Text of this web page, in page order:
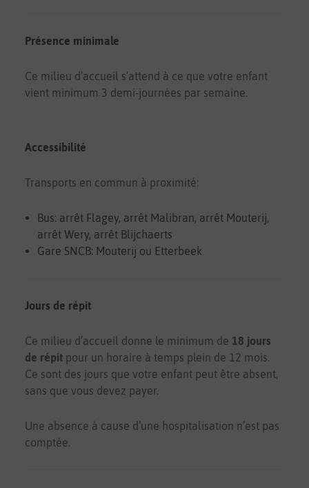
Présence minimale
Ce milieu d’accueil s’attend à ce que votre enfant
vient minimum 3 demi-journées par semaine.
Accessibilité
Transports en commun à proximité:
Bus: arrêt Flagey, arrêt Malibran, arrêt Mouterij,
arrêt Wery, arrêt Blijchaerts
Gare SNCB: Mouterij ou Etterbeek
Jours de répit
Ce milieu d’accueil donne le minimum de 18 jours
de répit pour un horaire à temps plein de 12 mois.
Ce sont des jours que votre enfant peut être absent,
sans que vous devez payer.
Une absence à cause d’une hospitalisation n’est pas
comptée.